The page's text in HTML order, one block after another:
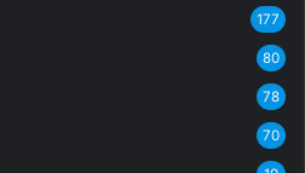
177
80
78
70